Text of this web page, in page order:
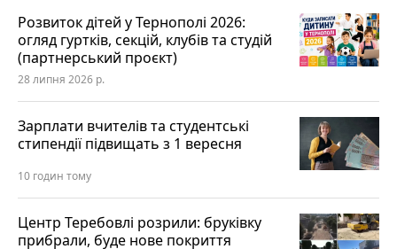
Розвиток дітей у Тернополі 2026:
огляд гуртків, секцій, клубів та студій
(партнерський проєкт)
28 липня 2026 р.
Зарплати вчителів та студентські
стипендії підвищать з 1 вересня
10 годин тому
Центр Теребовлі розрили: бруківку
прибрали, буде нове покриття